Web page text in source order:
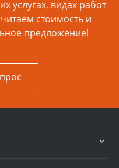
услугах, видах работ
стоимость и
предложение!